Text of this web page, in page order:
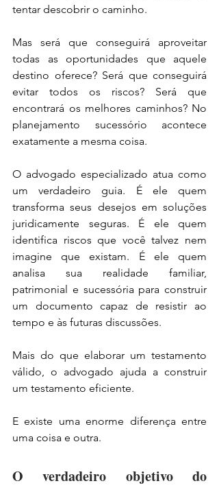
tentar descobrir o caminho.
Mas será que conseguirá aproveitar
todas as oportunidades que aquele
destino oferece? Será que conseguirá
evitar todos os riscos? Será que
encontrará os melhores caminhos? No
planejamento sucessório acontece
exatamente a mesma coisa.
O advogado especializado atua como
um verdadeiro guia. É ele quem
transforma seus desejos em soluções
juridicamente seguras. É ele quem
identifica riscos que você talvez nem
imagine que existam. É ele quem
analisa sua realidade familiar,
patrimonial e sucessória para construir
um documento capaz de resistir ao
tempo e às futuras discussões.
Mais do que elaborar um testamento
válido, o advogado ajuda a construir
um testamento eficiente.
E existe uma enorme diferença entre
uma coisa e outra.
O verdadeiro objetivo do